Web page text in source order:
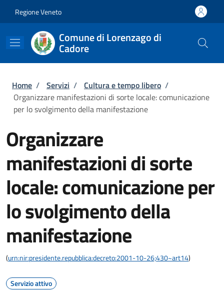
Regione Veneto
Comune di Lorenzago di
Cadore
Briciole di pane
Home / Servizi / Cultura e tempo libero /
Organizzare manifestazioni di sorte locale: comunicazione
per lo svolgimento della manifestazione
Organizzare
manifestazioni di sorte
locale: comunicazione per
lo svolgimento della
manifestazione
(urn:nir:presidente.repubblica:decreto:2001-10-26;430~art14)
Servizio attivo